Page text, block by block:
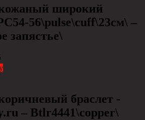
широкий
56\pulse\cuff\23см\ –
запястье\
браслет -
– Btlr4441\copper\